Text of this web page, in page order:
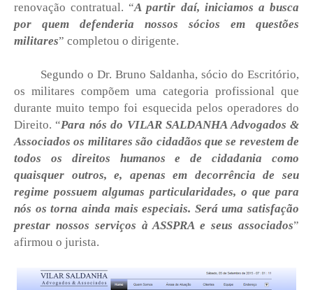
renovação contratual. “A partir daí, iniciamos a busca
por quem defenderia nossos sócios em questões
militares” completou o dirigente.
Segundo o Dr. Bruno Saldanha, sócio do Escritório,
os militares compõem uma categoria profissional que
durante muito tempo foi esquecida pelos operadores do
Direito. “Para nós do VILAR SALDANHA Advogados &
Associados os militares são cidadãos que se revestem de
todos os direitos humanos e de cidadania como
quaisquer outros, e, apenas em decorrência de seu
regime possuem algumas particularidades, o que para
nós os torna ainda mais especiais. Será uma satisfação
prestar nossos serviços à ASSPRA e seus associados”
afirmou o jurista.